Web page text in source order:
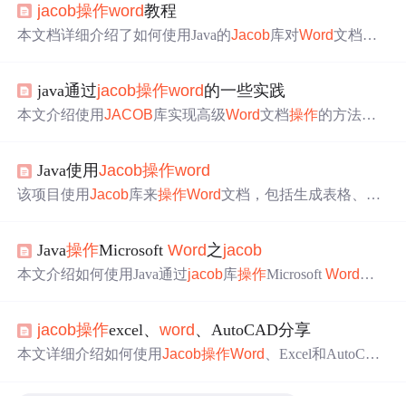
jacob操作word教程
本文档详细介绍了如何使用Java的Jacob库对Word文档进
插入文字、图片，并提供了单元格的读写、表格
能。同时，提到了JAR和DLL文件的版本要求，以及JDK
java通过jacob操作word的一些实践
本文介绍使用JACOB库实现高级Word文档操作的方法，
Java使用Jacob操作word
该项目使用Jacob库来操作Word文档，包括生成表格、调
能。Java操作MicrosoftWord 之 jacob
本文介绍如何使用Java通过jacob库操作MicrosoftWord 文
jacob操作excel、word 、AutoCAD分享
本文详细介绍如何使用Jacob操作Word 、Excel和AutoCA